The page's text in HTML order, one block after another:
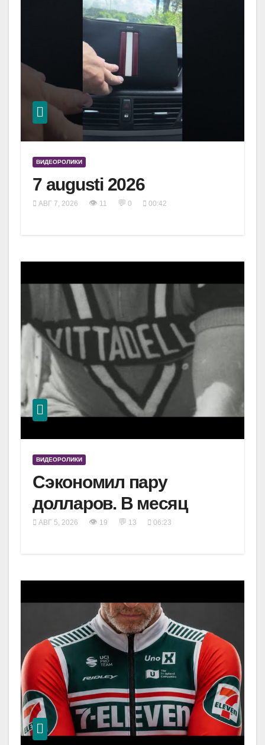
ВИДЕОРОЛИКИ
7 augusti 2026
АВГ 7, 2026 👁 11 💬 0 00:42
ВИДЕОРОЛИКИ
Сэкономил пару
долларов. В месяц
АВГ 5, 2026 👁 19 💬 13 06:23